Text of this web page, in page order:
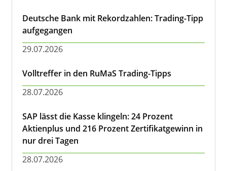
Deutsche Bank mit Rekordzahlen: Trading-Tipp
aufgegangen
29.07.2026
Volltreffer in den RuMaS Trading-Tipps
28.07.2026
SAP lässt die Kasse klingeln: 24 Prozent
Aktienplus und 216 Prozent Zertifikatgewinn in
nur drei Tagen
28.07.2026